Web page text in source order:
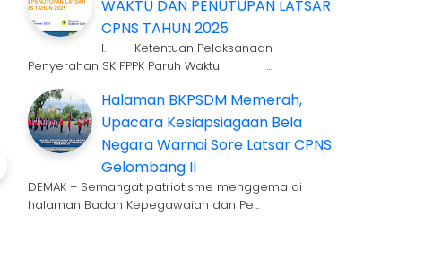
WAKTU DAN PENUTUPAN LATSAR
CPNS TAHUN 2025
I. Ketentuan Pelaksanaan
Penyerahan SK PPPK Paruh Waktu …
Halaman BKPSDM Memerah,
Upacara Kesiapsiagaan Bela
Negara Warnai Sore Latsar CPNS
Gelombang II
DEMAK – Semangat patriotisme menggema di
halaman Badan Kepegawaian dan Pe…